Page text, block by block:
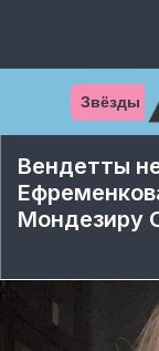
Звёзды
Вендетты
Мондезиру